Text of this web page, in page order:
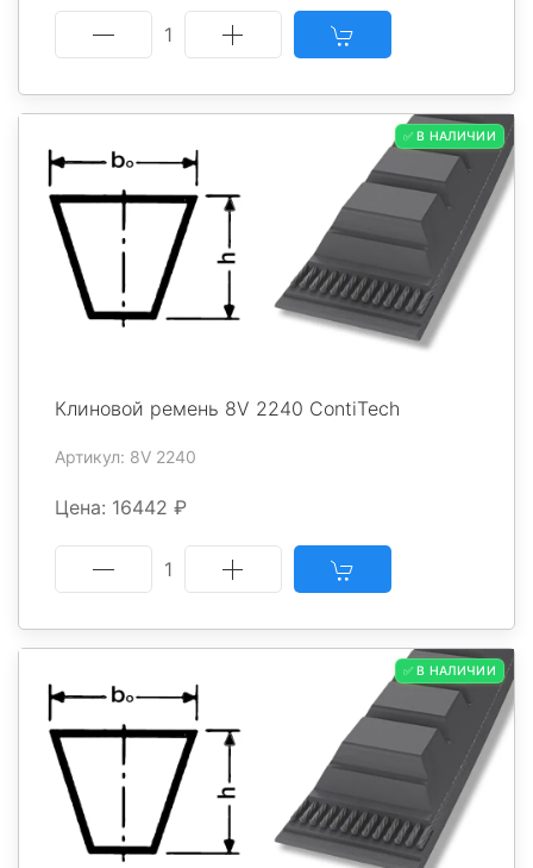
1
✅ В НАЛИЧИИ
Клиновой ремень 8V 2240 ContiTech
Артикул: 8V 2240
Цена: 16442 ₽
1
✅ В НАЛИЧИИ